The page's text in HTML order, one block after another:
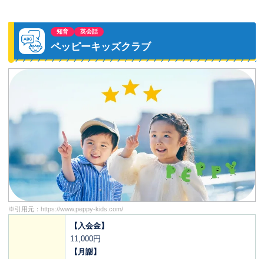
知育 英会話
ペッピーキッズクラブ
※引用元： https://www.peppy-kids.com/
【入会金】
11,000円
【月謝】